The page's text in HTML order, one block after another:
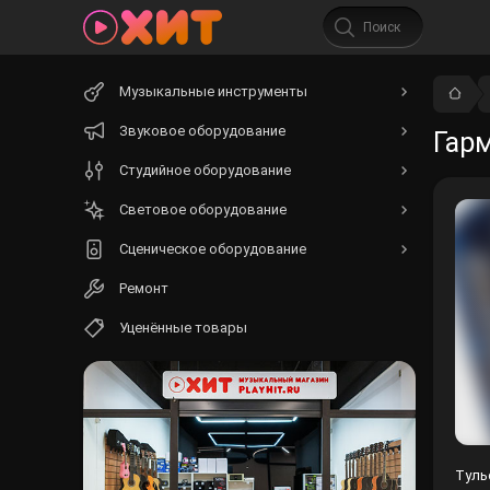
Музыкальные инструменты
Звуковое оборудование
Студийное оборудование
Световое оборудование
Сценическое оборудование
Ремонт
Уценённые товары